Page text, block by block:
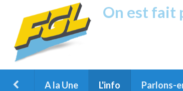
On est fait
A la Une L'info Parlons-